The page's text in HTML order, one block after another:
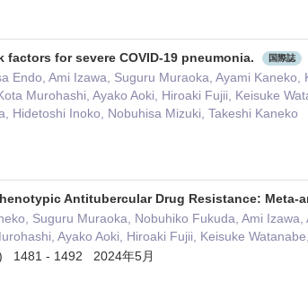
factors for severe COVID-19 pneumonia. 国際誌
Endo, Ami Izawa, Suguru Muraoka, Ayami
Murohashi, Ayako Aoki, Hiroaki Fujii, Keisuke
Hidetoshi Inoko, Nobuhisa Mizuki, Takeshi Kaneko
Antitubercular Drug Resistance: Meta-
Suguru Muraoka, Nobuhiko Fukuda, Ami
Ayako Aoki, Hiroaki Fujii, Keisuke
1481 - 1492 2024年5月